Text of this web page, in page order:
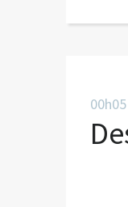
00h05